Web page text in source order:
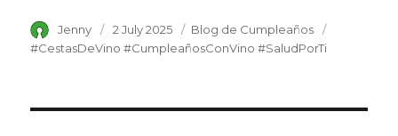
Author
Jenny
Posted
on
2 July 2025 Category
Blog de Cumpleaños
#CestasDeVino #CumpleañosConVino #SaludPorTi